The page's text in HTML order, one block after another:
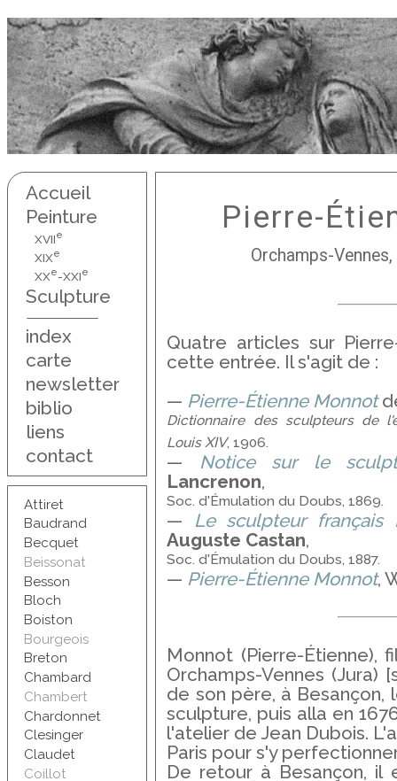
Accueil
Peinture
XVIIe
XIXe
XXe-XXIe
Sculpture
index
carte
newsletter
biblio
liens
contact
Attiret
Baudrand
Becquet
Beissonat
Besson
Bloch
Boiston
Bourgeois
Breton
Chambard
Chambert
Chardonnet
Clesinger
Claudet
Coillot
Pierre-
Orchamps-
Quatre articles sur
cette entrée. Il s'agit de :
— Pierre-Étienne Monnot
Dictionnaire des sculpteurs de
Louisxiv, 1906.
— Notice sur le
Lancrenon,
Soc. d'Émulation du Doubs, 1869.
— Le sculpteur français
Auguste Castan,
Soc. d'Émulation du Doubs, 1887.
— Pierre-Étienne Monnot,
Monnot (Pierre-Étienne),
Orchamps-Vennes (Jura)
de son père, à
sculpture, puis alla en
l'atelier de Jean Dubois.
Paris pour s'y
De retour à Besançon, il